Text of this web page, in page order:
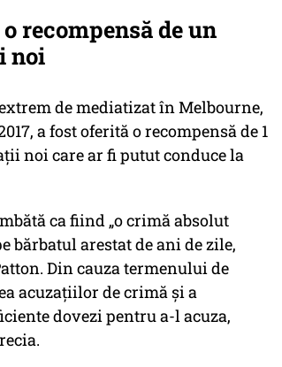
recompensă de un
noi
de mediatizat în Melbourne,
a fost oferită o recompensă de 1
noi care ar fi putut conduce la
ca fiind „o crimă absolut
bărbatul arestat de ani de zile,
Din cauza termenului de
acuzațiilor de crimă și a
dovezi pentru a-l acuza,